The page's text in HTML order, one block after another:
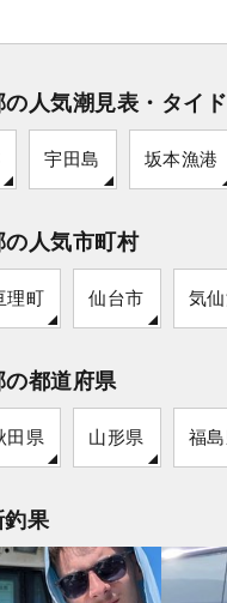
人気潮見表・タイ
宇田島 坂本漁港
人気市町村
理町 仙台市 気
都道府県
田県 山形県 福
釣果